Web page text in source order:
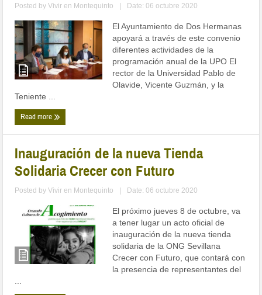
Posted byVivir en Montequinto Date: 06 octubre 2020
El Ayuntamiento de Dos Hermanas
apoyará a través de este convenio
diferentes actividades de la
programación anual de la UPO El
rector de la Universidad Pablo de
Olavide, Vicente Guzmán, y la
Teniente ...
Read more
Inauguración de la nueva Tienda
Solidaria Crecer con Futuro
Posted byVivir en Montequinto Date: 06 octubre 2020
El próximo jueves 8 de octubre, va
a tener lugar un acto oficial de
inauguración de la nueva tienda
solidaria de la ONG Sevillana
Crecer con Futuro, que contará con
la presencia de representantes del
...